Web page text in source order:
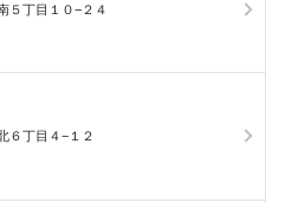
５丁目１０−２４
６丁目４−１２